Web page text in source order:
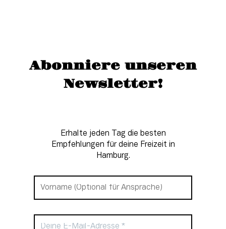
Abonniere unseren
Newsletter!
Erhalte jeden Tag die besten
Empfehlungen für deine Freizeit in
Hamburg.